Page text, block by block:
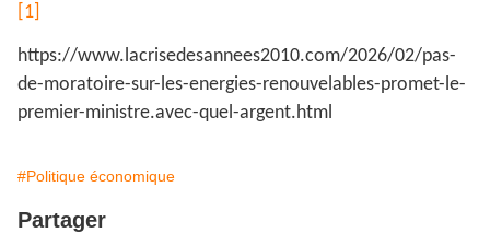
[1]
https://www.lacrisedesannees2010.com/2026/02/pas-
de-moratoire-sur-les-energies-renouvelables-promet-le-
premier-ministre.avec-quel-argent.html
#Politique économique
Partager